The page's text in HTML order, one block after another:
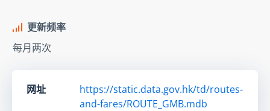
更新频率
每月两次
网址
https://static.data.gov.hk/td/routes-
and-fares/ROUTE_GMB.mdb